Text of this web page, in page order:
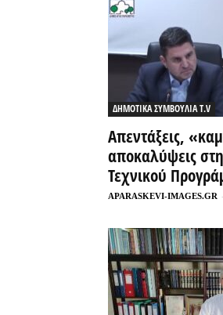
ΔΗΜΟΤΙΚΑ ΣΥΜΒΟΥΛΙΑ T.V
Απεντάξεις,
αποκαλύψεις
Τεχνικού
APARASKEVI-IMAGES.GR -